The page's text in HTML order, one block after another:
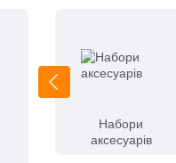
Набори
аксесуарів